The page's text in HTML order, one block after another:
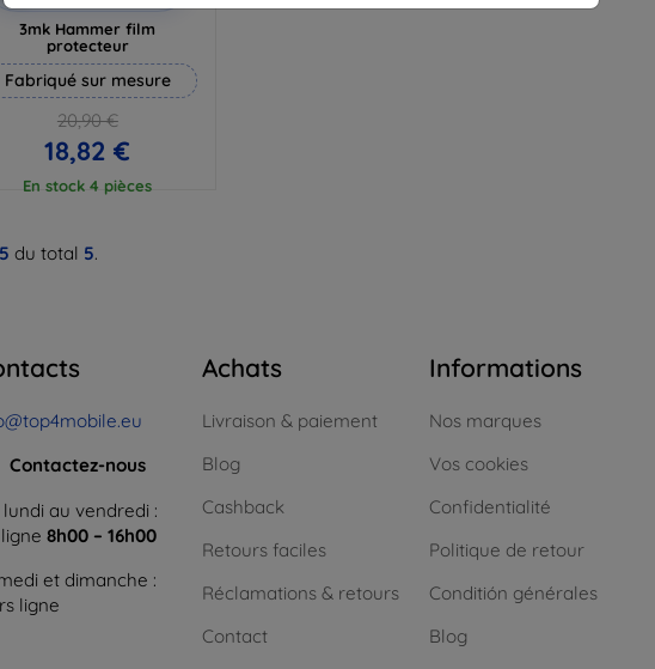
3mk Hammer film
protecteur
Fabriqué sur mesure
20,90 €
18,82 €
En stock 4 pièces
5 du total 5.
Contactez-nous
lundi au vendredi :
8h00 – 16h00
et dimanche :
ligne
Achats
Livraison & paiement
Blog
Cashback
Retours faciles
Réclamations & retours
Contact
Informations
Nos marques
Vos cookies
Confidentialité
Politique de retour
Conditión générales
Blog